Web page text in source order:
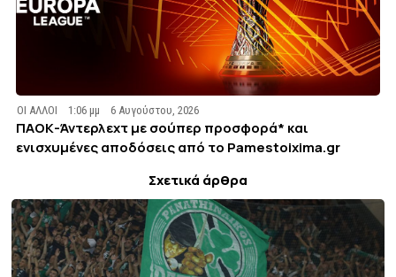
ΟΙ ΑΛΛΟΙ 1:06 μμ 6 Αυγούστου, 2026
ΠΑΟΚ-Άντερλεχτ με σούπερ προσφορά* και
ενισχυμένες αποδόσεις από το Pamestoixima.gr
Σχετικά άρθρα